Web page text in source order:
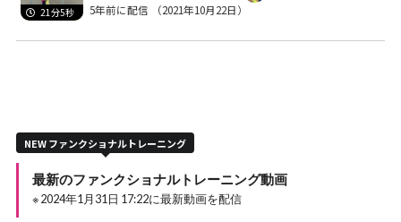
21分5秒
5年前に配信
（2021年10月22日）
NEW ファンクショナルトレーニング
最新のファンクショナルトレーニング動画
※ 2024年1月31日 17:22に最新動画を配信